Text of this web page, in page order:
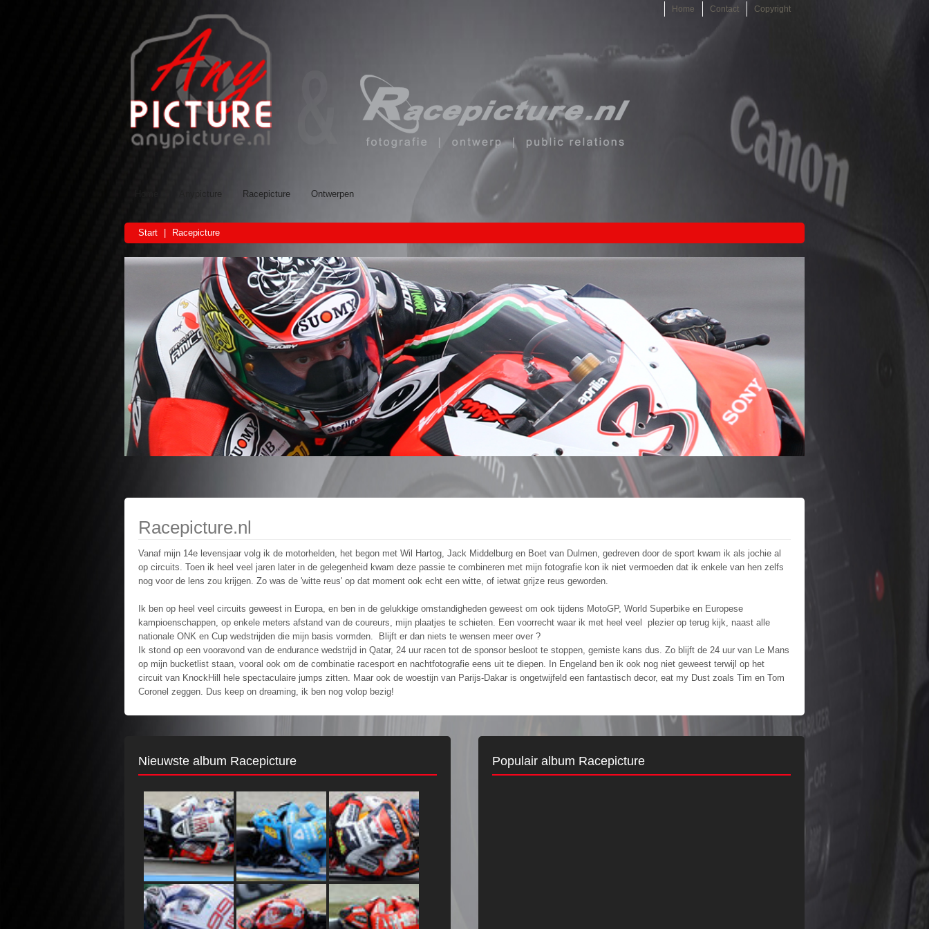
Home Contact Copyright
Anypicture Racepicture Ontwerpen
Start Racepicture
Racepicture.nl
Vanaf mijn 14e levensjaar volg ik de motorhelden, het begon met Wil Hartog, Jack Middelburg en Boet van Dulmen, gedreven door de sport kwam ik als jochie al
op circuits. Toen ik heel veel jaren later in de gelegenheid kwam deze passie te combineren met mijn fotografie kon ik niet vermoeden dat ik enkele van hen zelfs
nog voor de lens zou krijgen. Zo was de 'witte reus' op dat moment ook echt een witte, of ietwat grijze reus geworden.
Ik ben op heel veel circuits geweest in Europa, en ben in de gelukkige omstandigheden geweest om ook tijdens MotoGP, World Superbike en Europese
kampioenschappen, op enkele meters afstand van de coureurs, mijn plaatjes te schieten. Een voorrecht waar ik met heel veel plezier op terug kijk, naast alle
nationale ONK en Cup wedstrijden die mijn basis vormden. Blijft er dan niets te wensen meer over ?
Ik stond op een vooravond van de endurance wedstrijd in Qatar, 24 uur racen tot de sponsor besloot te stoppen, gemiste kans dus. Zo blijft de 24 uur van Le Mans
op mijn bucketlist staan, vooral ook om de combinatie racesport en nachtfotografie eens uit te diepen. In Engeland ben ik ook nog niet geweest terwijl op het
circuit van KnockHill hele spectaculaire jumps zitten. Maar ook de woestijn van Parijs-Dakar is ongetwijfeld een fantastisch decor, eat my Dust zoals Tim en Tom
Coronel zeggen. Dus keep on dreaming, ik ben nog volop bezig!
Nieuwste album Racepicture Populair album Racepicture